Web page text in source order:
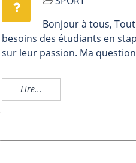
Bonjour à tous,
besoins des étudiants en
sur leur passion. Ma
Lire...